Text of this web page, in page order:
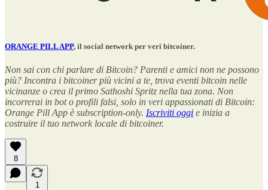
ORANGE PILL APP, il social network per veri bitcoiner.
Non sai con chi parlare di Bitcoin? Parenti e amici non ne possono
più? Incontra i bitcoiner più vicini a te, trova eventi bitcoin nelle
vicinanze o crea il primo Sathoshi Spritz nella tua zona. Non
incorrerai in bot o profili falsi, solo in veri appassionati di Bitcoin:
Orange Pill App è subscription-only. Iscriviti oggi e inizia a
costruire il tuo network locale di bitcoiner.
8
1